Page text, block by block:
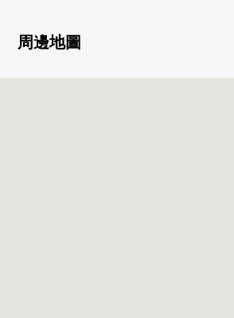
其他支出費用算出。
周邊地圖